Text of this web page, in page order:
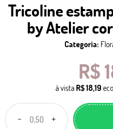
Tricoline
by Atelier
Categoria:
R$
à vista R$ 18,19